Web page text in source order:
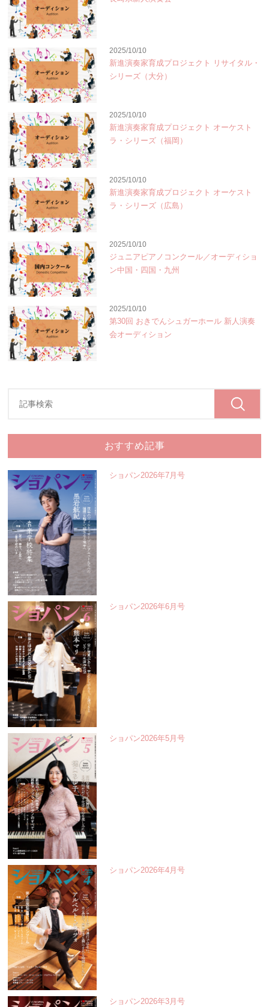
2025/10/10
新進演奏家育成プロジェクト リサイタル・
シリーズ（大分）
2025/10/10
新進演奏家育成プロジェクト オーケスト
ラ・シリーズ（福岡）
2025/10/10
新進演奏家育成プロジェクト オーケスト
ラ・シリーズ（広島）
2025/10/10
ジュニアピアノコンクール／オーディショ
ン中国・四国・九州
2025/10/10
第30回 おきでんシュガーホール 新人演奏
会オーディション
おすすめ記事
ショパン2026年7月号
ショパン2026年6月号
ショパン2026年5月号
ショパン2026年4月号
ショパン2026年3月号